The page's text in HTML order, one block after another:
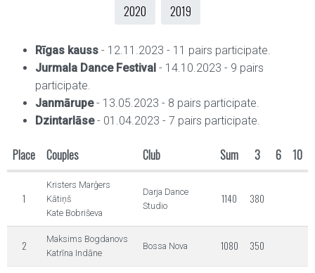
2020 2019
Rīgas kauss - 12.11.2023 - 11 pairs participate.
Jurmala Dance Festival - 14.10.2023 - 9 pairs
participate.
Janmārupe- 13.05.2023 - 8 pairs participate.
Dzintarlāse- 01.04.2023 - 7 pairs participate.
Place Couples Club Sum 3 6 10
1
Kristers Marģers
Kātiņš
Kate Bobriševa
Darja Dance
Studio
1140 380
2
Maksims Bogdanovs
Katrīna Indāne
Bossa Nova 1080 350